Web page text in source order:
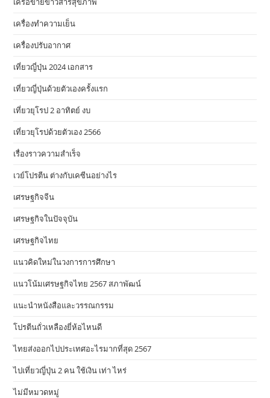
เครื่องทำความเย็น
เครื่องปรับอากาศ
เที่ยวญี่ปุ่น 2024 เอกสาร
เที่ยวญี่ปุ่นด้วยตัวเองครั้งแรก
เที่ยวยุโรป 2 อาทิตย์ งบ
เที่ยวยุโรปด้วยตัวเอง 2566
เรื่องราวความสำเร็จ
เวย์โปรตีน ต่างกับเคซีนอย่างไร
เศรษฐกิจจีน
เศรษฐกิจในปัจจุบัน
เศรษฐกิจไทย
แนวคิดใหม่ในวงการการศึกษา
แนวโน้มเศรษฐกิจไทย 2567 สภาพัฒน์
แนะนำหนังสือและวรรณกรรม
โปรตีนถั่วเหลืองยี่ห้อไหนดี
ไทยส่งออกไปประเทศอะไรมากที่สุด 2567
ไปเที่ยวญี่ปุ่น 2 คน ใช้เงิน เท่า ไหร่
ไม่มีหมวดหมู่